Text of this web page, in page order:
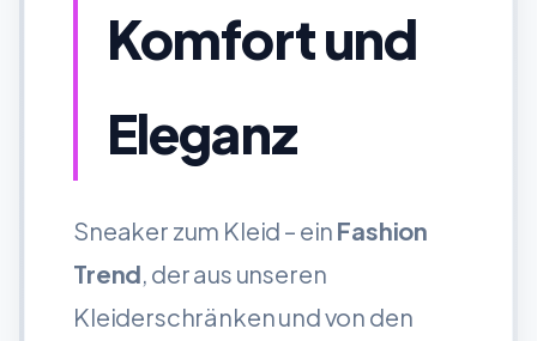
Komfort und
Eleganz
Sneaker zum Kleid – ein Fashion
Trend, der aus unseren
Kleiderschränken und von den